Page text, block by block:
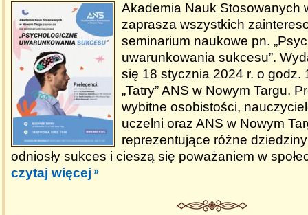
Akademia Nauk Stosowanych
zaprasza wszystkich
seminarium naukowe pn.
uwarunkowania sukcesu”.
się 18 stycznia 2024 r. o godz.
„Tatry” ANS w Nowym Targu.
wybitne osobistości,
uczelni oraz ANS w Nowym
reprezentujące różne
odniosły sukces i cieszą się poważaniem w
czytaj więcej